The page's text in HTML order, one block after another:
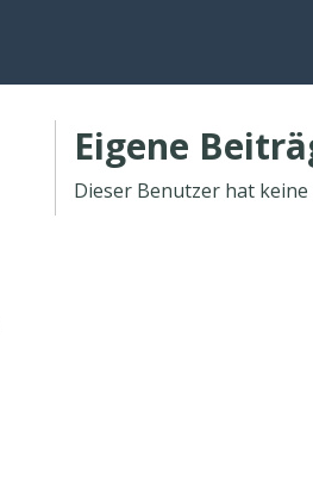
Eigene
Dieser Benutzer hat